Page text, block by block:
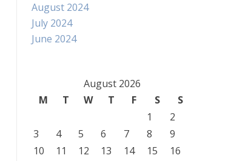
August 2024
July 2024
June 2024
August 2026
M
T W T F S
S
1
2
3
4 5 6 7 8
9
10
11 12 13 14 15
16